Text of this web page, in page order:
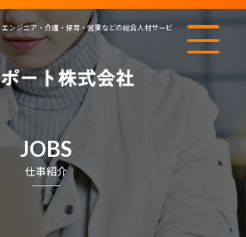
ンジニア・介護・保育・営業などの総合人材サービ
JOBS
仕事紹介